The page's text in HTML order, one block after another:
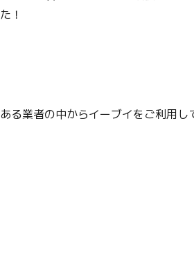
！
る業者の中からイーブイをご利用